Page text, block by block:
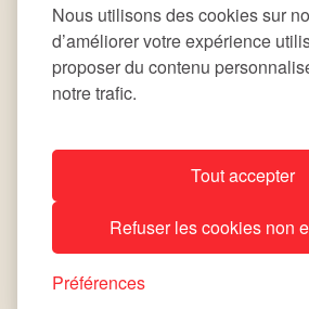
Nous utilisons des cookies sur
d’améliorer votre expérience
proposer du contenu
notre trafic.
Tout accepter
Refuser les cookies non
Préférences
All rights reserved © 2026 Commune de